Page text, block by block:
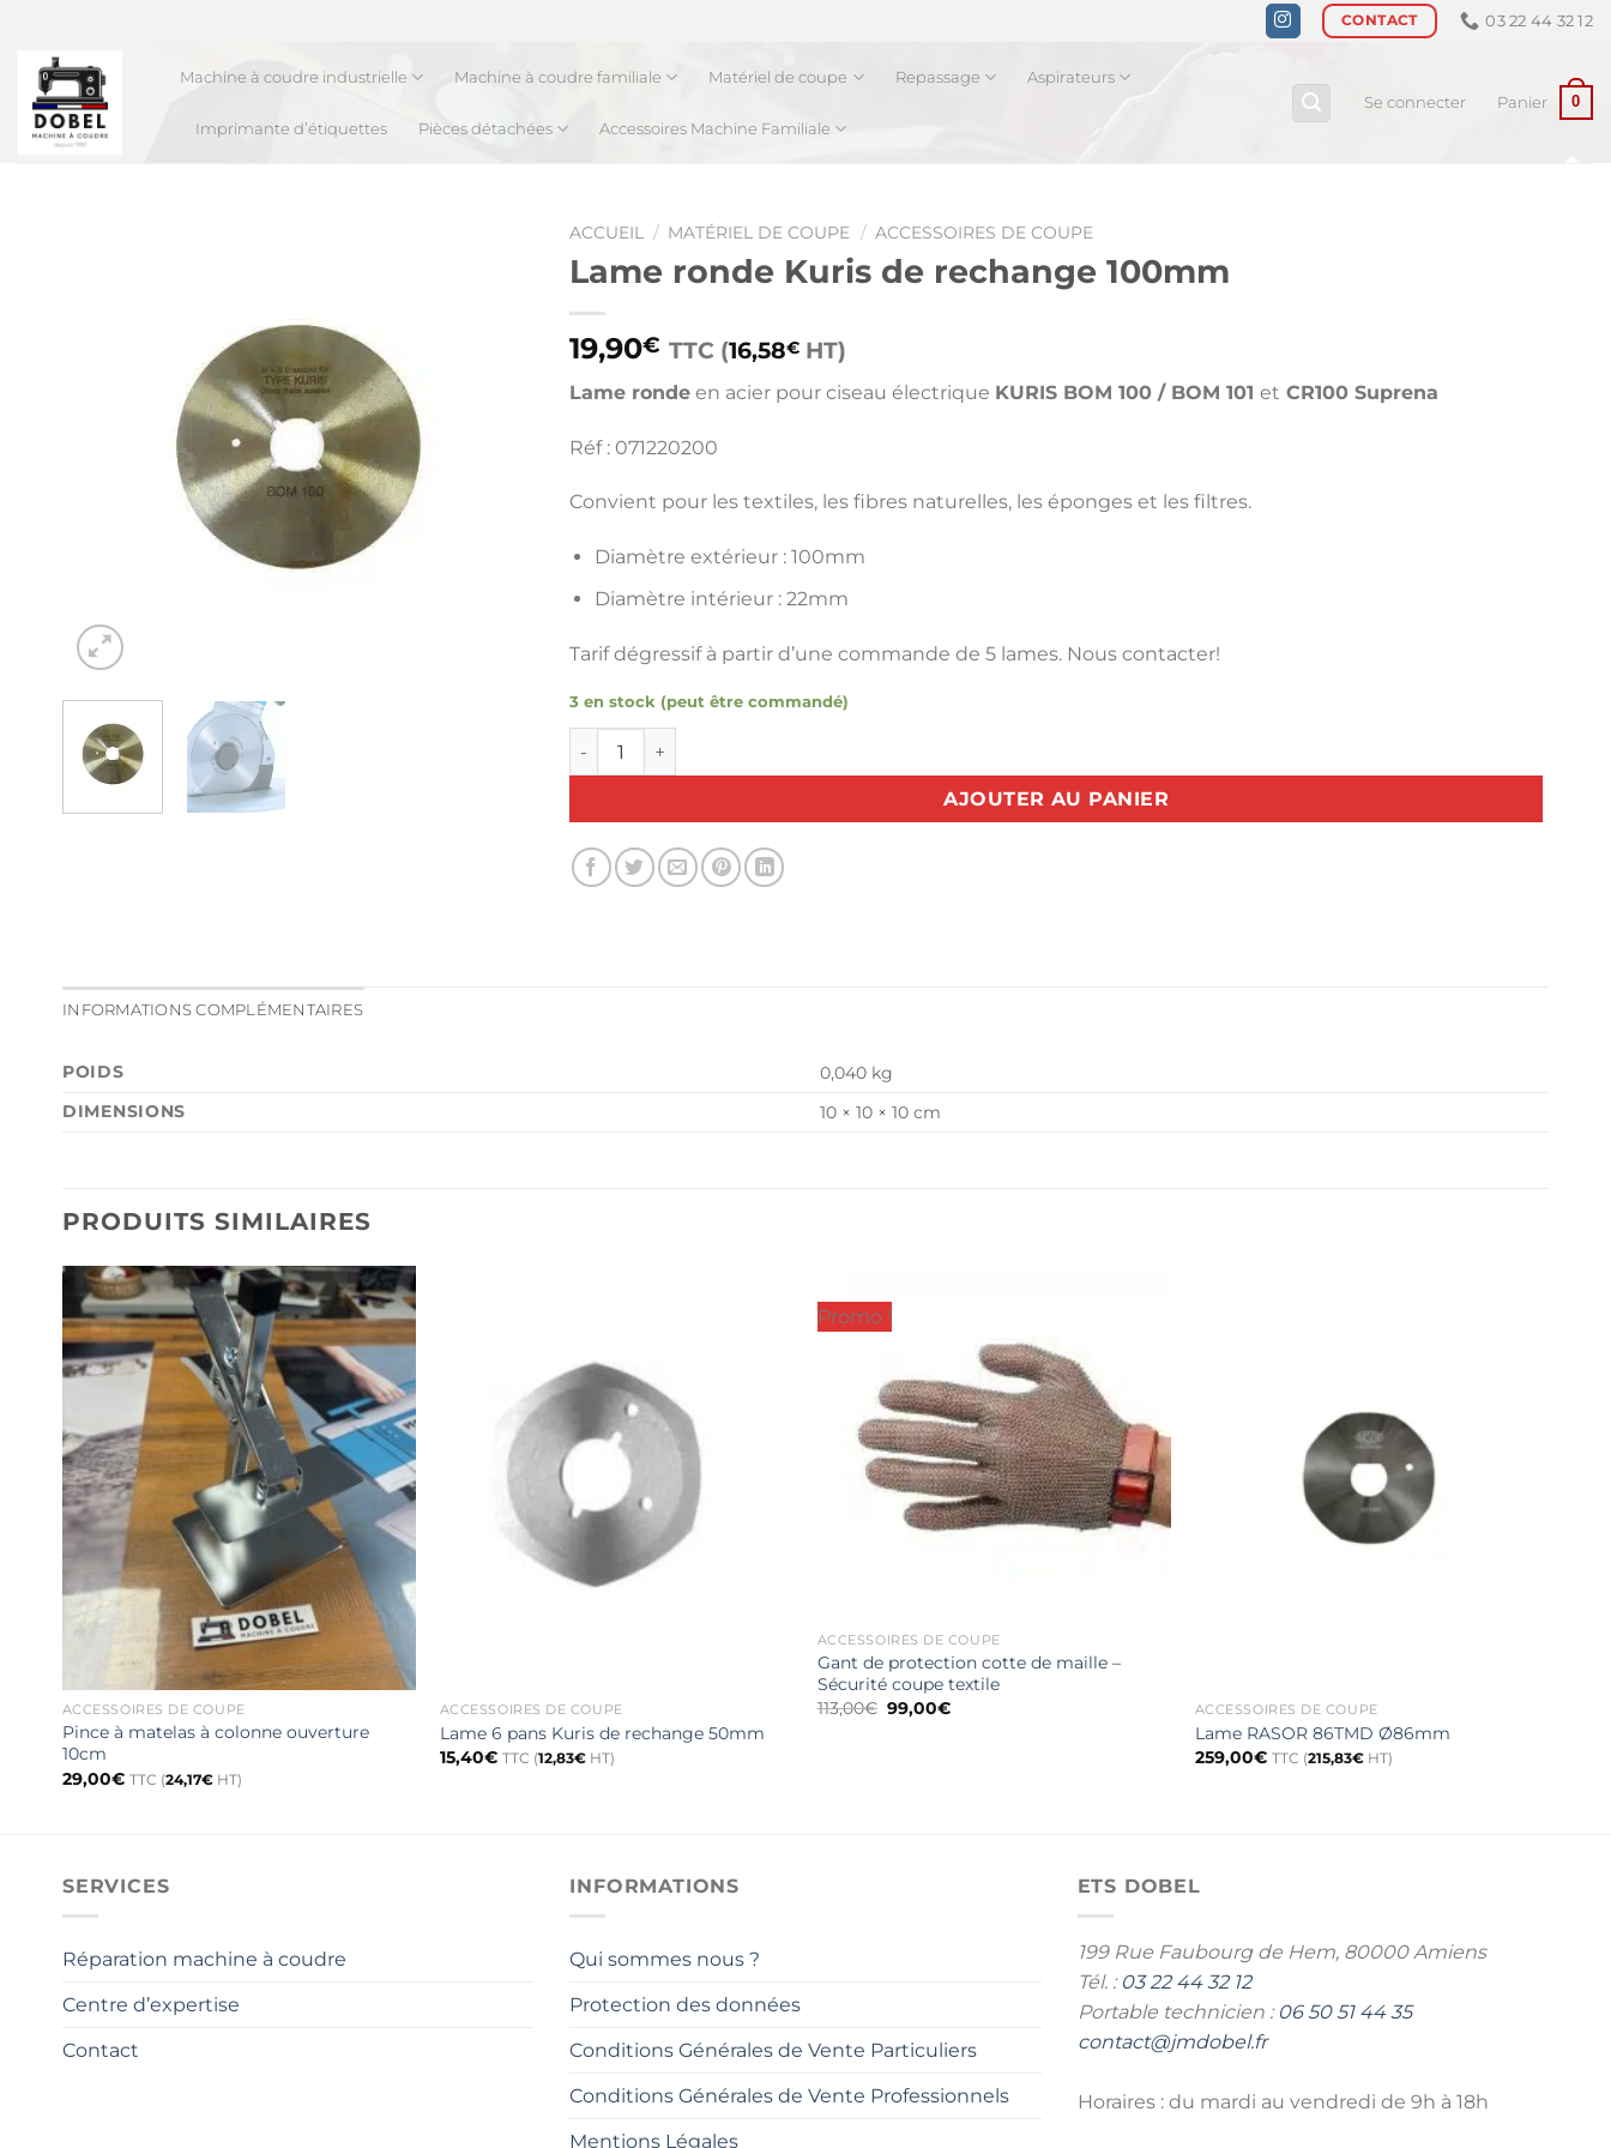
contenu
CONTACT 03 22 44 32 12
Machine à coudre industrielle Machine à coudre familiale Matériel de coupe Repassage Aspirateurs
Imprimante d’étiquettes Pièces détachées Accessoires Machine Familiale
Se connecter Panier 0
ACCUEIL / MATÉRIEL DE COUPE / ACCESSOIRES DE COUPE
Lame ronde Kuris de rechange 100mm
19,90€ TTC (16,58€ HT)
Lame ronde en acier pour ciseau électrique KURIS BOM 100 / BOM 101et CR100 Suprena
Réf : 071220200
Convient pour les textiles, les fibres naturelles, les éponges et les filtres.
Diamètre extérieur : 100mm
Diamètre intérieur : 22mm
Tarif dégressif à partir d’une commande de 5 lames. Nous contacter!
3 en stock (peut être commandé)
quantité de Lame ronde Kuris de rechange 100mm
AJOUTER AU PANIER
INFORMATIONS COMPLÉMENTAIRES
POIDS
0,040 kg
DIMENSIONS
10 × 10 × 10 cm
PRODUITS SIMILAIRES
ACCESSOIRES DE COUPE
Pince à matelas à colonne ouverture
10cm
29,00€ TTC (24,17€HT)
ACCESSOIRES DE COUPE
Lame 6 pans Kuris de rechange 50mm
15,40€ TTC (12,83€HT)
Promo !
ACCESSOIRES DE COUPE
Gant de protection cotte de maille –
Sécurité coupe textile
113,00€ Le
prix
99,00€Le ACCESSOIRES DE COUPE
Lame RASOR 86TMD Ø86mm
259,00€ TTC (215,83€HT)
SERVICES
Réparation machine à coudre
Centre d’expertise
Contact
INFORMATIONS
Qui sommes nous ?
Protection des données
Conditions Générales de Vente Particuliers
Conditions Générales de Vente Professionnels
Mentions Légales
ETS DOBEL
199 Rue Faubourg de Hem, 80000 Amiens
Tél. : 03 22 44 32 12
Portable technicien : 06 50 51 44 35
contact@jmdobel.fr
Horaires : du mardi au vendredi de 9h à 18h